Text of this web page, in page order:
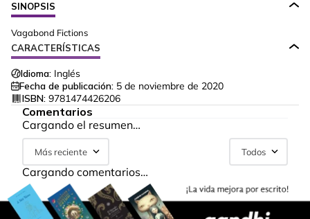
SINOPSIS
Vagabond Fictions
CARACTERÍSTICAS
Idioma: Inglés
Fecha de publicación: 5 de noviembre de 2020
ISBN: 9781474426206
Comentarios
Cargando el resumen…
Más reciente Todos
Cargando comentarios…